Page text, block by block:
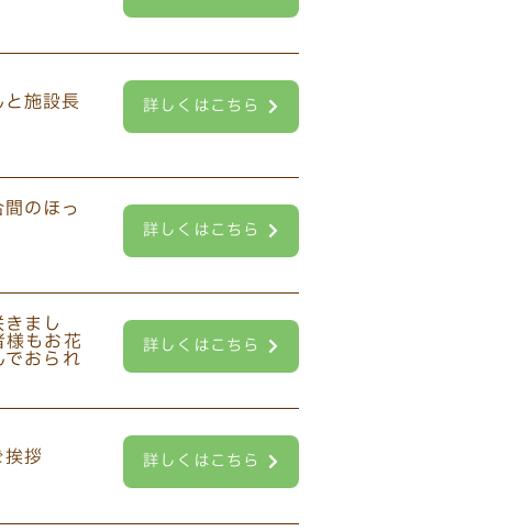
詳しくはこちら
詳しくはこちら
詳しくはこちら
詳しくはこちら